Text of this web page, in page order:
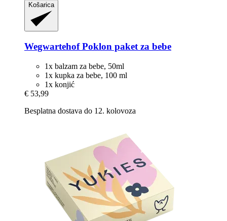
Košarica
WegwartehofPoklon paket za bebe
1x balzam za bebe, 50ml
1x kupka za bebe, 100 ml
1x konjić
€ 53,99
Besplatna dostava do 12. kolovoza